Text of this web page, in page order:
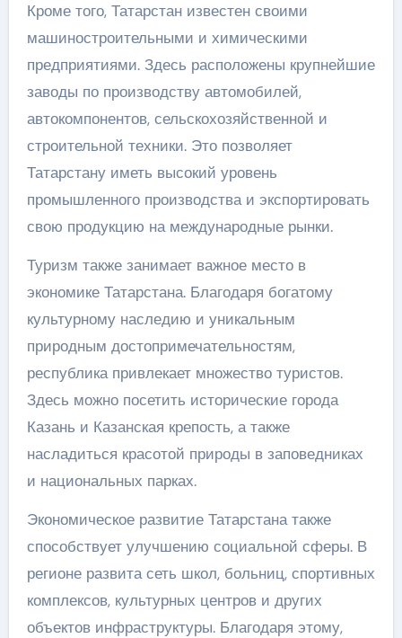
Кроме того, Татарстан известен своими
машиностроительными и химическими
предприятиями. Здесь расположены крупнейшие
заводы по производству автомобилей,
автокомпонентов, сельскохозяйственной и
строительной техники. Это позволяет
Татарстану иметь высокий уровень
промышленного производства и экспортировать
свою продукцию на международные рынки.
Туризм также занимает важное место в
экономике Татарстана. Благодаря богатому
культурному наследию и уникальным
природным достопримечательностям,
республика привлекает множество туристов.
Здесь можно посетить исторические города
Казань и Казанская крепость, а также
насладиться красотой природы в заповедниках
и национальных парках.
Экономическое развитие Татарстана также
способствует улучшению социальной сферы. В
регионе развита сеть школ, больниц, спортивных
комплексов, культурных центров и других
объектов инфраструктуры. Благодаря этому,